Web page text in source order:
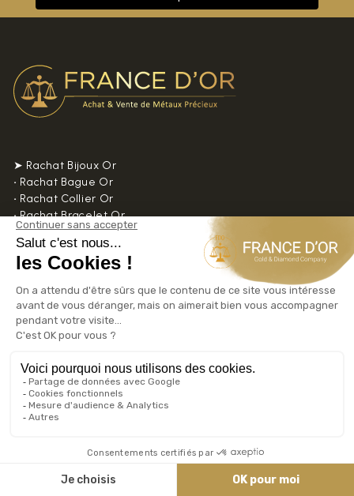
➤ Rachat Bijoux Or
• Rachat Bague Or
• Rachat Collier Or
•Rachat Bracelet Or
•Rachat Montre Or
•Rachat Boucle Oreille Or
Rachat Pendentif Or
Rachat Solitaire Or
Rachat Gourmette Or
•Rachat Sautoir Or
Rachat Dent Or
Rachat Médaille Or
Rachat Chaîne Or
Rachat Broche Or
Rachat Diamant 💎
Rachat Diamant avec notre partenaire GalDiamant